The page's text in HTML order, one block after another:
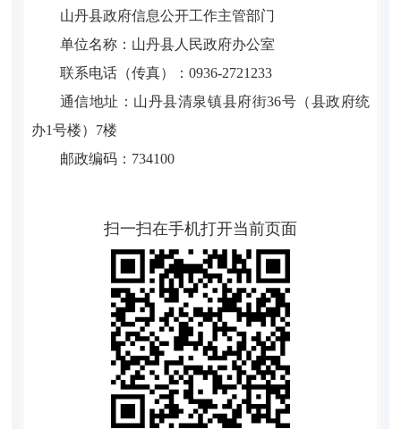
山丹县政府信息公开工作主管部门
单位名称：山丹县人民政府办公室
联系电话（传真）：0936-2721233
通信地址：山丹县清泉镇县府街36号（县政府统
办1号楼）7楼
邮政编码：734100
扫一扫在手机打开当前页面